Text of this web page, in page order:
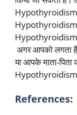
Hypothyroidism
Hypothyroidism
अगर आपको लगता
या आपके माता-
Hypothyroidism
References: